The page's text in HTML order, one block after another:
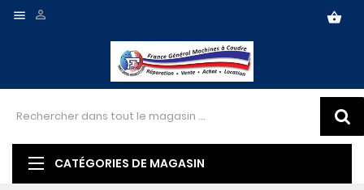
 shopping_basket

CATÉGORIES DE MAGASIN